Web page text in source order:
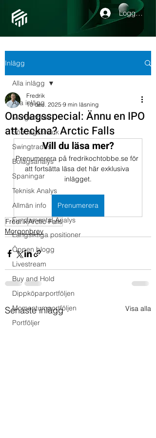
Logga in
Inlägg
Alla inlägg
Morgonbrev
Söndagssnack
Swingtrades
Bolagsanalys
Spaningar
Teknisk Analys
Allmän info
Fundamental Analys
Långsiktiga positioner
Öppen blogg
Livestream
Buy and Hold
Dippköparportföljen
Momentumportföljen
Portföljer
Alla inlägg
Onsdagsspecial: Ännu en IPO
att teckna? Arctic Falls
Fredrik
10 dec. 2025 9 min läsning
Vill du läsa mer?
Prenumerera på fredrikochtobbe.se för
att fortsätta läsa det här exklusiva
inlägget.
Prenumerera
FredrikArctic Falls
Morgonbrev
Senaste inlägg Visa alla